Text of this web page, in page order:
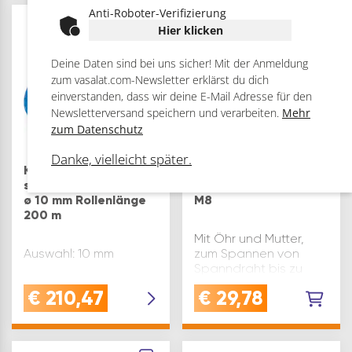
Außen ø(mm): 50
Material: Polyamid für
Schrauben(mm)…
5
Kunststoffleine / Seil
spiralgeflochten blau
ø 10 mm Rollenlänge
200 m
Auswahl: 10 mm
€ 210,47
M8
Mit Öhr und Mutter,
zum Spannen von
Spanndraht bis zu
einer Stärke von ca.
4,6 mm.
€ 29,78
Anti-Roboter-Verifizierung
Hier klicken
Deine Daten sind bei uns sicher! Mit der Anmeldung
zum vasalat.com-Newsletter erklärst du dich
einverstanden, dass wir deine E-Mail Adresse für den
Newsletterversand speichern und verarbeiten. Mehr
zum Datenschutz
Danke, vielleicht später.